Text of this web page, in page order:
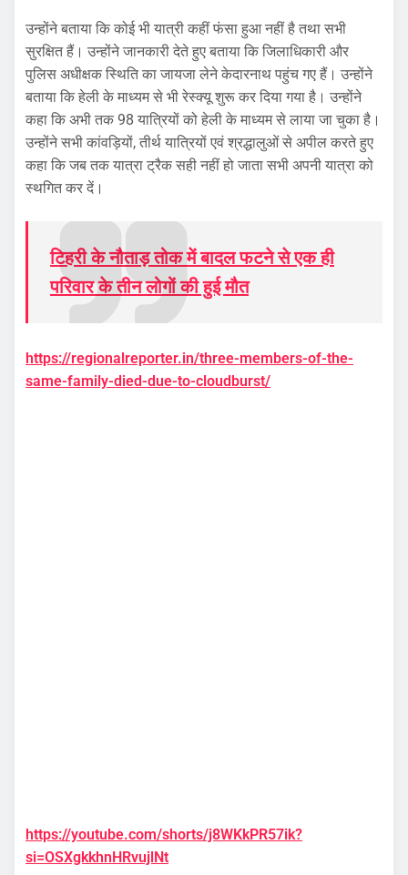
उन्होंने बताया कि कोई भी यात्री कहीं फंसा हुआ नहीं है तथा सभी
सुरक्षित हैं। उन्होंने जानकारी देते हुए बताया कि जिलाधिकारी और
पुलिस अधीक्षक स्थिति का जायजा लेने केदारनाथ पहुंच गए हैं। उन्होंने
बताया कि हेली के माध्यम से भी रेस्क्यू शुरू कर दिया गया है। उन्होंने
कहा कि अभी तक 98 यात्रियों को हेली के माध्यम से लाया जा चुका है।
उन्होंने सभी कांवड़ियों, तीर्थ यात्रियों एवं श्रद्धालुओं से अपील करते हुए
कहा कि जब तक यात्रा ट्रैक सही नहीं हो जाता सभी अपनी यात्रा को
स्थगित कर दें।
टिहरी के नौताड़ तोक में बादल फटने से एक ही
परिवार के तीन लोगों की हुई मौत
https://regionalreporter.in/three-members-of-the-
same-family-died-due-to-cloudburst/
https://youtube.com/shorts/j8WKkPR57ik?
si=OSXgkkhnHRvujlNt